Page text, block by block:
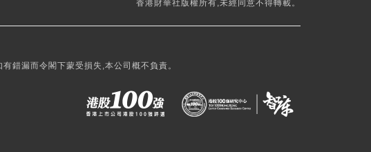
香港財華社版權所有,未經同意不得轉載。
錯漏而令閣下蒙受損失,本公司概不負責。